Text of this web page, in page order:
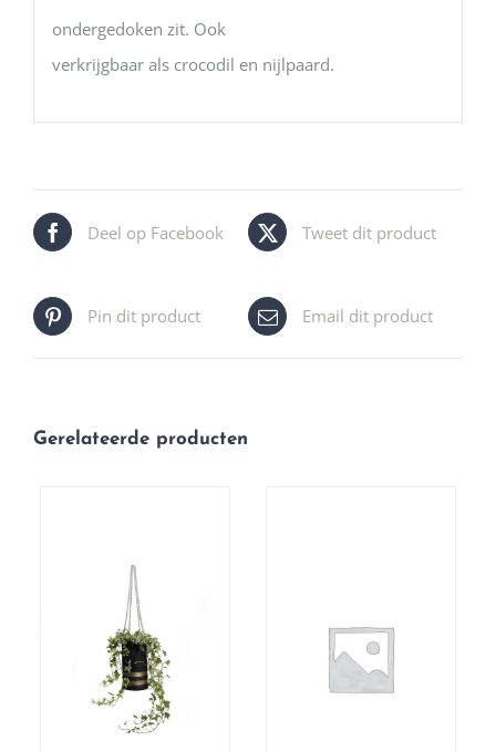
ondergedoken zit. Ook
verkrijgbaar als crocodil en nijlpaard.
Deel op Facebook Tweet dit product
Pin dit product Email dit product
Gerelateerde producten